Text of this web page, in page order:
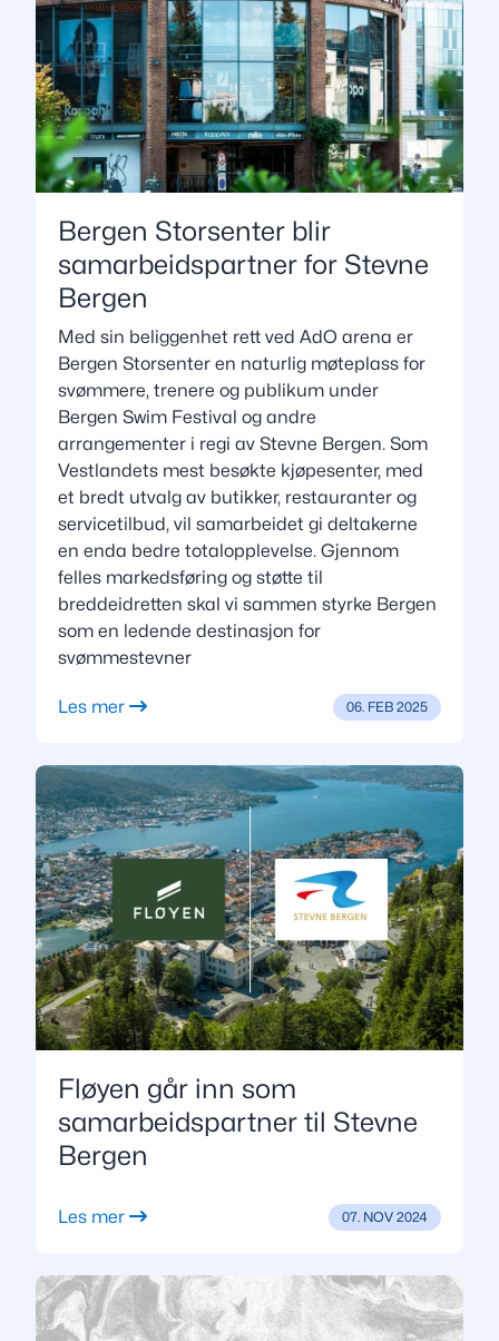
Bergen Storsenter blir
samarbeidspartner for Stevne
Bergen
Med sin beliggenhet rett ved AdO arena er
Bergen Storsenter en naturlig møteplass for
svømmere, trenere og publikum under
Bergen Swim Festival og andre
arrangementer i regi av Stevne Bergen. Som
Vestlandets mest besøkte kjøpesenter, med
et bredt utvalg av butikker, restauranter og
servicetilbud, vil samarbeidet gi deltakerne
en enda bedre totalopplevelse. Gjennom
felles markedsføring og støtte til
breddeidretten skal vi sammen styrke Bergen
som en ledende destinasjon for
svømmestevner
Les mer 06. FEB 2025
Fløyen går inn som
samarbeidspartner til Stevne
Bergen
Les mer 07. NOV 2024